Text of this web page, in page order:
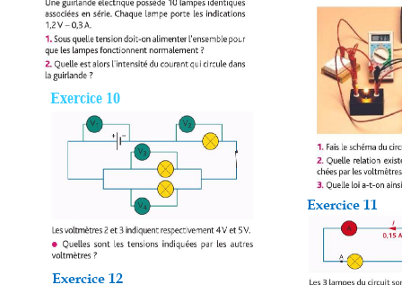
Exercice 11
Exercice 12
Exercice 10